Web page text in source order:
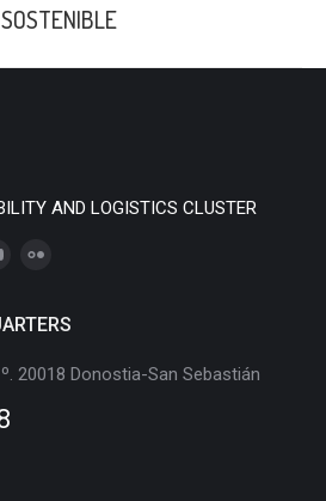
SOSTENIBLE
AND LOGISTICS CLUSTER
opens
in
20018 Donostia-San Sebastián